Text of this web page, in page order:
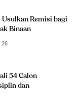
Remisi bagi
Binaan
26
54 Calon
dan